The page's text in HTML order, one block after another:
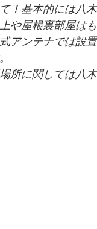
！基本的には八
や屋根裏部屋はも
アンテナでは設
所に関しては八